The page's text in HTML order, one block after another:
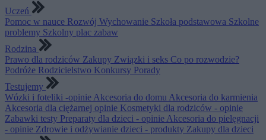
Uczeń
Pomoc w nauce Rozwój Wychowanie Szkoła podstawowa Szkolne
problemy Szkolny plac zabaw
Rodzina
Prawo dla rodziców Zakupy Związki i seks Co po rozwodzie?
Podróże Rodzicielstwo Konkursy Porady
Testujemy
Wózki i foteliki -opinie Akcesoria do domu Akcesoria do karmienia
Akcesoria dla ciężarnej opinie Kosmetyki dla rodziców - opinie
Zabawki testy Preparaty dla dzieci - opinie Akcesoria do pielęgnacji
- opinie Zdrowie i odżywianie dzieci - produkty Zakupy dla dzieci